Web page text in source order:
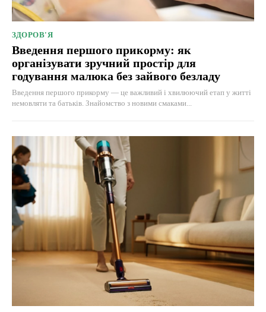
ЗДОРОВ'Я
Введення першого прикорму: як
організувати зручний простір для
годування малюка без зайвого безладу
Введення першого прикорму — це важливий і хвилюючий етап у житті
немовляти та батьків. Знайомство з новими смаками...